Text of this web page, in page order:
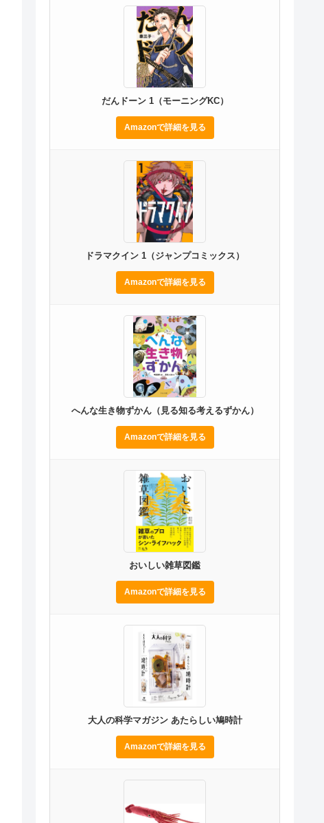
だんドーン 1（モーニングKC）
Amazonで詳細を見る
ドラマクイン 1（ジャンプコミックス）
Amazonで詳細を見る
へんな生き物ずかん（見る知る考えるずかん）
Amazonで詳細を見る
おいしい雑草図鑑
Amazonで詳細を見る
大人の科学マガジン あたらしい鳩時計
Amazonで詳細を見る